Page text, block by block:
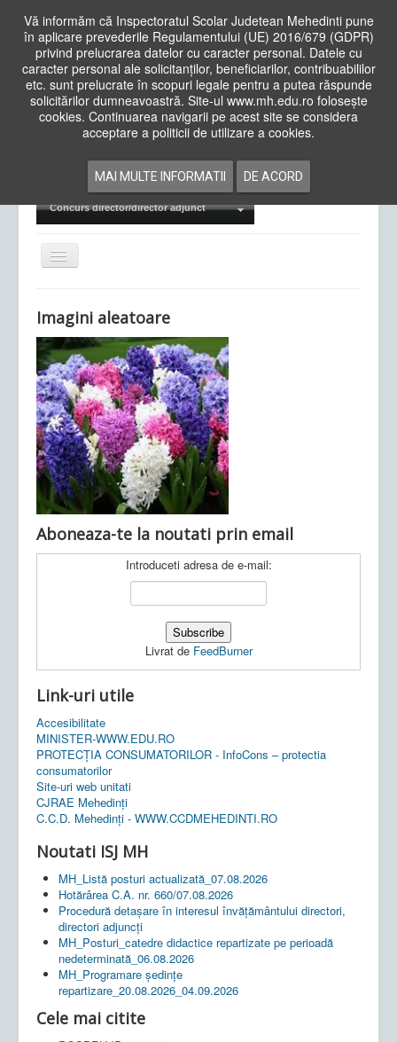
Vă informăm că Inspectoratul Scolar Judetean Mehedinti pune
în aplicare prevederile Regulamentului (UE) 2016/679 (GDPR)
privind prelucrarea datelor cu caracter personal. Datele cu
caracter personal ale solicitanților, beneficiarilor, contribuabililor
etc. sunt prelucrate în scopuri legale pentru a putea răspunde
solicitărilor dumneavoastră. Site-ul www.mh.edu.ro folosește
cookies. Continuarea navigarii pe acest site se considera
acceptare a politicii de utilizare a cookies.
MAI MULTE INFORMATII DE ACORD
Cauta
in
siteAcasa Cadre Didactice
Examene Naționale
Concurs director/director adjunct
Comută
navigarea
Ultimele articole: Vi, 04.11.2022 -
Județean Mehedinți
Imagini aleatoare
Aboneaza-te la noutati prin email
Introduceti adresa de e-mail:
Livrat de FeedBurner
Link-uri utile
Accesibilitate
MINISTER-WWW.EDU.RO
PROTECȚIA CONSUMATORILOR - InfoCons – protectia
consumatorilor
Site-uri web unitati
CJRAE Mehedinți
C.C.D. Mehedinţi - WWW.CCDMEHEDINTI.RO
Noutati ISJ MH
MH_Listă posturi actualizată_07.08.2026
Hotărârea C.A. nr. 660/07.08.2026
Procedură detașare în interesul învățământului directori,
directori adjuncți
MH_Posturi_catedre didactice repartizate pe perioadă
nedeterminată_06.08.2026
MH_Programare ședințe
repartizare_20.08.2026_04.09.2026
Cele mai citite